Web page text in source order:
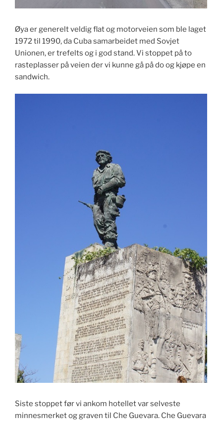
Øya er generelt veldig flat og motorveien som ble laget
1972 til 1990, da Cuba samarbeidet med Sovjet
Unionen, er trefelts og i god stand. Vi stoppet på to
rasteplasser på veien der vi kunne gå på do og kjøpe en
sandwich.
Siste stoppet før vi ankom hotellet var selveste
minnesmerket og graven til Che Guevara. Che Guevara